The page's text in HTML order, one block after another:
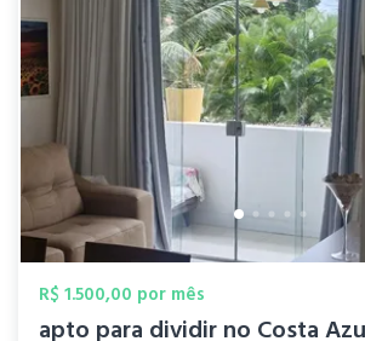
R$ 1.500,00 por mês
apto para dividir no Costa